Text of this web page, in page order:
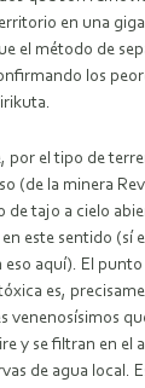
en una
el método de
los
por el tipo de
(de la minera
de tajo a cielo
este sentido (sí
eso aquí). El
es,
venenosísimos
y se filtran en el
de agua local.